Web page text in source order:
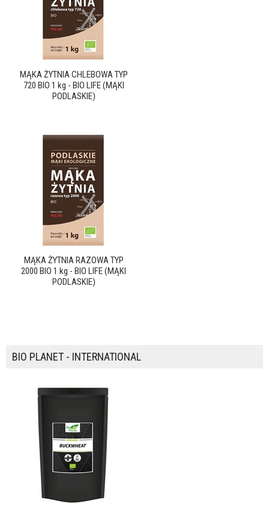
MĄKA ŻYTNIA CHLEBOWA TYP
720 BIO 1 kg - BIO LIFE (MĄKI
PODLASKIE)
MĄKA ŻYTNIA RAZOWA TYP
2000 BIO 1 kg - BIO LIFE (MĄKI
PODLASKIE)
BIO PLANET - INTERNATIONAL